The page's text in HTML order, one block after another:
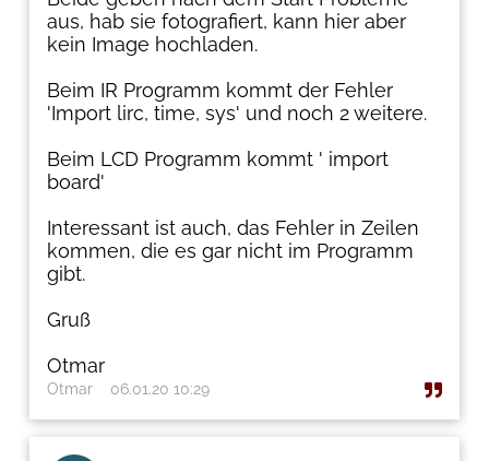
aus, hab sie fotografiert, kann hier aber
kein Image hochladen.
Beim IR Programm kommt der Fehler
'Import lirc, time, sys' und noch 2 weitere.
Beim LCD Programm kommt ' import
board'
Interessant ist auch, das Fehler in Zeilen
kommen, die es gar nicht im Programm
gibt.
Gruß
Otmar
Otmar 06.01.20 10:29